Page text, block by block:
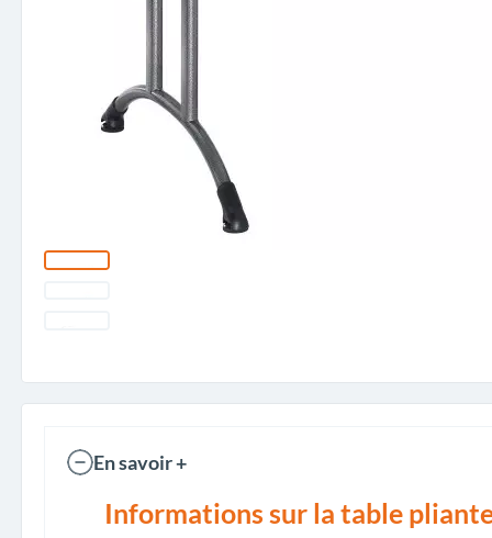
En savoir +
Informations sur la table